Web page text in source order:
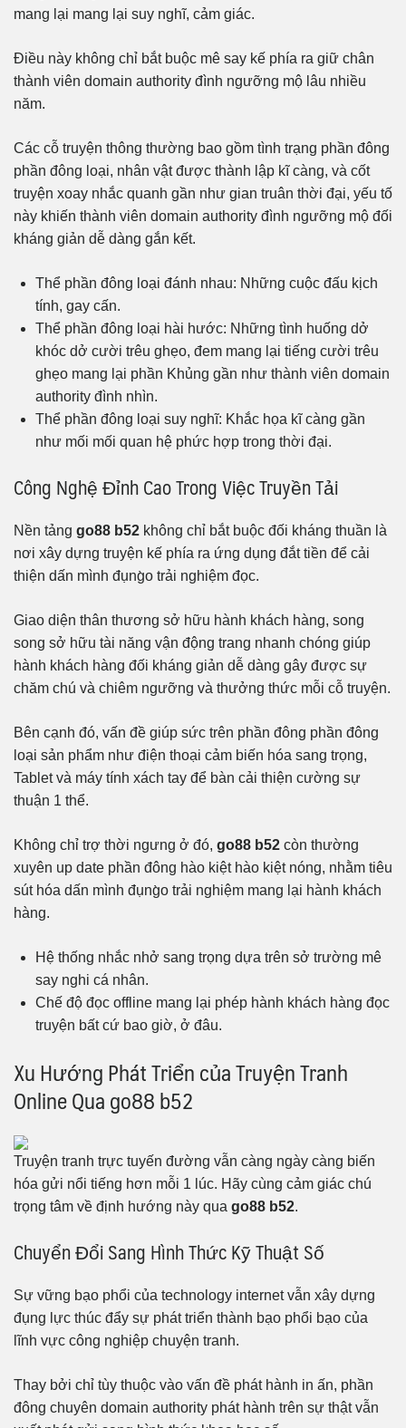
mang lại mang lại suy nghĩ, cảm giác.
Điều này không chỉ bắt buộc mê say kế phía ra giữ chân
thành viên domain authority đình ngưỡng mộ lâu nhiều
năm.
Các cỗ truyện thông thường bao gồm tình trạng phần đông
phần đông loại, nhân vật được thành lập kĩ càng, và cốt
truyện xoay nhắc quanh gần như gian truân thời đại, yếu tố
này khiến thành viên domain authority đình ngưỡng mộ đối
kháng giản dễ dàng gắn kết.
Thể phần đông loại đánh nhau: Những cuộc đấu kịch
tính, gay cấn.
Thể phần đông loại hài hước: Những tình huống dở
khóc dở cười trêu ghẹo, đem mang lại tiếng cười trêu
ghẹo mang lại phần Khủng gần như thành viên domain
authority đình nhìn.
Thể phần đông loại suy nghĩ: Khắc họa kĩ càng gần
như mối mối quan hệ phức hợp trong thời đại.
Công Nghệ Đỉnh Cao Trong Việc Truyền Tải
Nền tảng go88 b52 không chỉ bắt buộc đối kháng thuần là
nơi xây dựng truyện kế phía ra ứng dụng đắt tiền để cải
thiện dấn mình đụng̀o trải nghiệm đọc.
Giao diện thân thương sở hữu hành khách hàng, song
song sở hữu tài năng vận động trang nhanh chóng giúp
hành khách hàng đối kháng giản dễ dàng gây được sự
chăm chú và chiêm ngưỡng và thưởng thức mỗi cỗ truyện.
Bên cạnh đó, vấn đề giúp sức trên phần đông phần đông
loại sản phẩm như điện thoại cảm biến hóa sang trọng,
Tablet và máy tính xách tay để bàn cải thiện cường sự
thuận 1 thể.
Không chỉ trợ thời ngưng ở đó, go88 b52 còn thường
xuyên up date phần đông hào kiệt hào kiệt nóng, nhằm tiêu
sút hóa dấn mình đụng̀o trải nghiệm mang lại hành khách
hàng.
Hệ thống nhắc nhở sang trọng dựa trên sở trường mê
say nghi cá nhân.
Chế độ đọc offline mang lại phép hành khách hàng đọc
truyện bất cứ bao giờ, ở đâu.
Xu Hướng Phát Triển của Truyện Tranh
Online Qua go88 b52
Truyện tranh trực tuyến đường vẫn càng ngày càng biến
hóa gửi nổi tiếng hơn mỗi 1 lúc. Hãy cùng cảm giác chú
trọng tâm về định hướng này qua go88 b52.
Chuyển Đổi Sang Hình Thức Kỹ Thuật Số
Sự vững bạo phổi của technology internet vẫn xây dựng
đụng lực thúc đẩy sự phát triển thành bạo phổi bạo của
lĩnh vực công nghiệp chuyện tranh.
Thay bởi chỉ tùy thuộc vào vấn đề phát hành in ấn, phần
đông chuyên domain authority phát hành trên sự thật vẫn